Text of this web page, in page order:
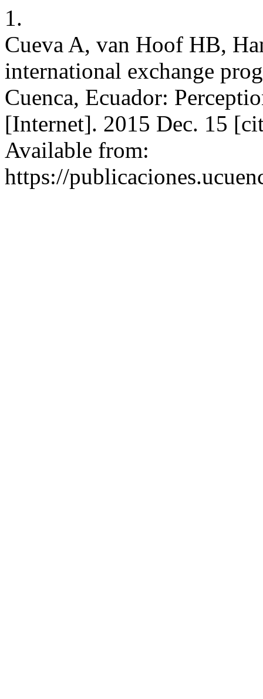
1.
Cueva A, van Hoof HB,
international exchange
Cuenca, Ecuador:
[Internet]. 2015 Dec. 15
Available from:
https://